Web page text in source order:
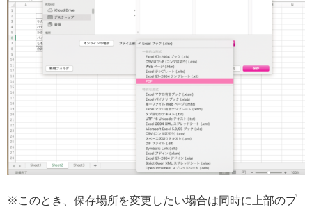
※このとき、保存場所を変更したい場合は同時に上部のプ